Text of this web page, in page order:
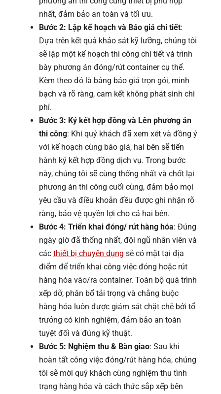
nhất, đảm bảo an toàn và tối ưu.
Bước 2: Lập kế hoạch và Báo giá chi tiết:
Dựa trên kết quả khảo sát kỹ lưỡng, chúng tôi
sẽ lập một kế hoạch thi công chi tiết và trình
bày phương án đóng/rút container cụ thể.
Kèm theo đó là bảng báo giá trọn gói, minh
bạch và rõ ràng, cam kết không phát sinh chi
phí.
Bước 3: Ký kết hợp đồng và Lên phương án
thi công: Khi quý khách đã xem xét và đồng ý
với kế hoạch cùng báo giá, hai bên sẽ tiến
hành ký kết hợp đồng dịch vụ. Trong bước
này, chúng tôi sẽ cùng thống nhất và chốt lại
phương án thi công cuối cùng, đảm bảo mọi
yêu cầu và điều khoản đều được ghi nhận rõ
ràng, bảo vệ quyền lợi cho cả hai bên.
Bước 4: Triển khai đóng/ rút hàng hóa: Đúng
ngày giờ đã thống nhất, đội ngũ nhân viên và
các thiết bị chuyên dụng sẽ có mặt tại địa
điểm để triển khai công việc đóng hoặc rút
hàng hóa vào/ra container. Toàn bộ quá trình
xếp dỡ, phân bổ tải trọng và chằng buộc
hàng hóa luôn được giám sát chặt chẽ bởi tổ
trưởng có kinh nghiệm, đảm bảo an toàn
tuyệt đối và đúng kỹ thuật.
Bước 5: Nghiệm thu & Bàn giao: Sau khi
hoàn tất công việc đóng/rút hàng hóa, chúng
tôi sẽ mời quý khách cùng nghiệm thu tình
trạng hàng hóa và cách thức sắp xếp bên